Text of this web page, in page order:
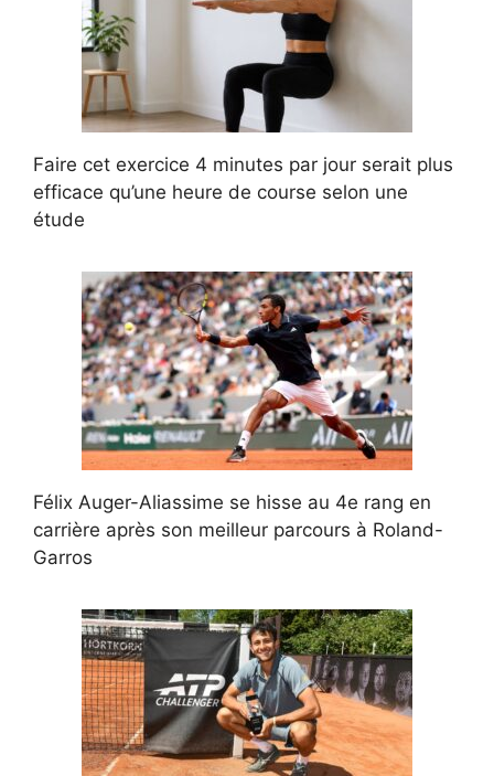
Faire cet exercice 4 minutes par jour serait plus
efficace qu’une heure de course selon une
étude
Félix Auger-Aliassime se hisse au 4e rang en
carrière après son meilleur parcours à Roland-
Garros